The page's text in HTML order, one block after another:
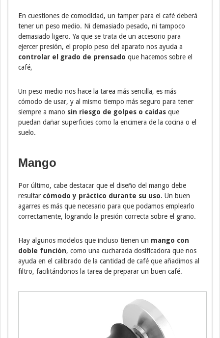
En cuestiones de comodidad, un tamper para el café deberá
tener un peso medio. Ni demasiado pesado, ni tampoco
demasiado ligero. Ya que se trata de un accesorio para
ejercer presión, el propio peso del aparato nos ayuda a
controlar el grado de prensado que hacemos sobre el
café,
Un peso medio nos hace la tarea más sencilla, es más
cómodo de usar, y al mismo tiempo más seguro para tener
siempre a mano sin riesgo de golpes o caídas que
puedan dañar superficies como la encimera de la cocina o el
suelo.
Mango
Por último, cabe destacar que el diseño del mango debe
resultar cómodo y práctico durante su uso. Un buen
agarres es más que necesario para que podamos emplearlo
correctamente, logrando la presión correcta sobre el grano.
Hay algunos modelos que incluso tienen un mango con
doble función, como una cucharada dosificadora que nos
ayuda en el calibrado de la cantidad de café que añadimos al
filtro, facilitándonos la tarea de preparar un buen café.